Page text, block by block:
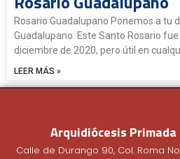
Rosario Guadalupano Ponemos a tu
Guadalupano. Este Santo Rosario
diciembre de 2020, pero útil en
LEER MÁS »
Arquidiócesis Primada
Calle de Durango 90, Col. Roma